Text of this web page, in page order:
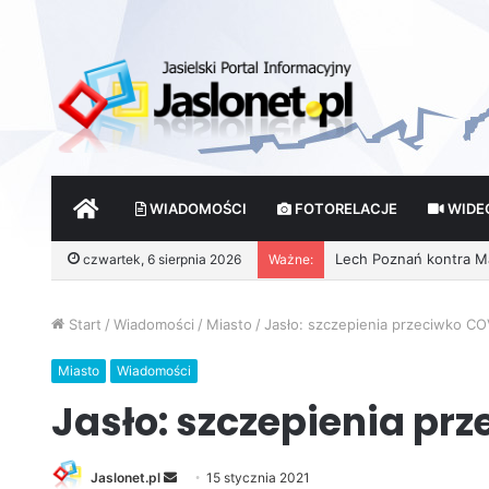
START WIADOMOŚCI FOTORELACJE
czwartek, 6 sierpnia 2026 Ważne: Wróżby – Prawda czy
Start / Wiadomości / Miasto / Jasło: szczepienia przeciwko
Miasto Wiadomości
Jasło: szczepienia
Jaslonet.pl 15 stycznia 2021